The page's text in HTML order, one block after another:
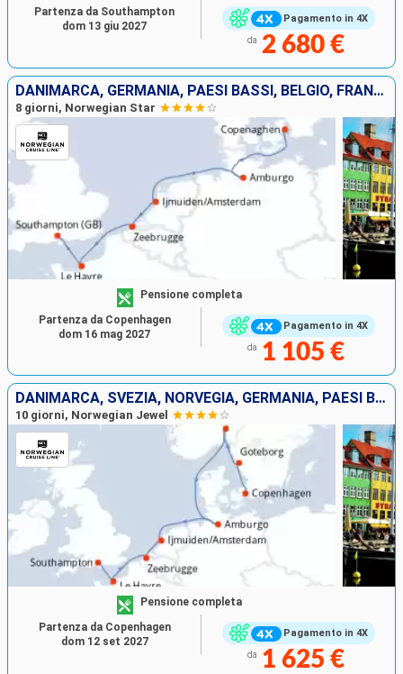
Pagamento in 4X
da 2 680 €
Partenza da Southampton
dom 13 giu 2027
DANIMARCA, GERMANIA, PAESI BASSI, BELGIO, FRANCIA, REGNO UNITO
8 giorni, Norwegian Star
Pagamento in 4X
Pensione completa
da 1 105 €
Partenza da Copenhagen
dom 16 mag 2027
DANIMARCA, SVEZIA, NORVEGIA, GERMANIA, PAESI BASSI, BELGIO, FRANCIA, REGNO UNITO
10 giorni, Norwegian Jewel
Pagamento in 4X
Pensione completa
da 1 625 €
Partenza da Copenhagen
dom 12 set 2027